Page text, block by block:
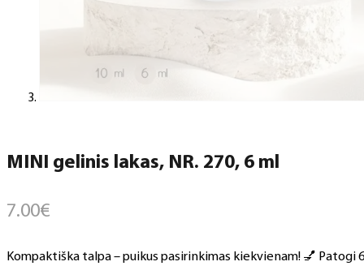
MINI gelinis lakas, NR. 270, 6 ml
7.00€
Kompaktiška talpa – puikus pasirinkimas kiekvienam! 💅